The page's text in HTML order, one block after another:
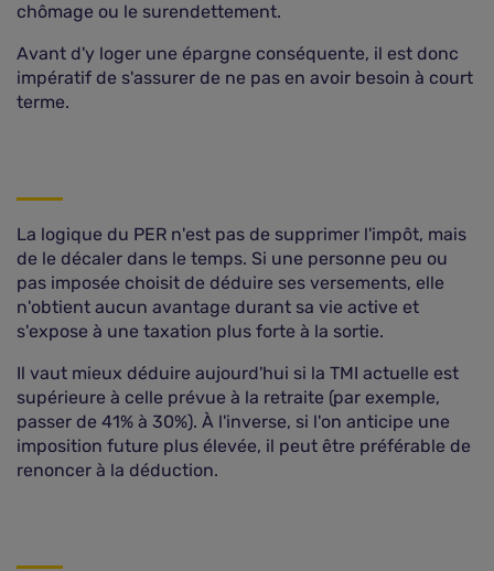
chômage ou le surendettement.
Avant d'y loger une épargne conséquente, il est donc
impératif de s'assurer de ne pas en avoir besoin à court
terme.
La logique du PER n'est pas de supprimer l'impôt, mais
de le décaler dans le temps. Si une personne peu ou
pas imposée choisit de déduire ses versements, elle
n'obtient aucun avantage durant sa vie active et
s'expose à une taxation plus forte à la sortie.
Il vaut mieux déduire aujourd'hui si la TMI actuelle est
supérieure à celle prévue à la retraite (par exemple,
passer de 41% à 30%). À l'inverse, si l'on anticipe une
imposition future plus élevée, il peut être préférable de
renoncer à la déduction.